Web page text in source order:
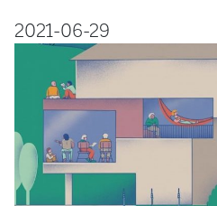
2021-06-29